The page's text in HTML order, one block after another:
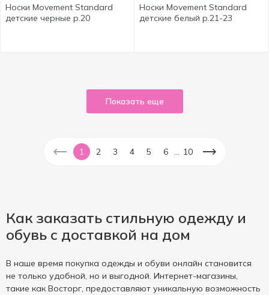
Носки Movement Standard
детские черные р.20
Носки Movement Standard
детские белый р.21-23
Показать еще
1 2 3 4 5 6 10
Как заказать стильную одежду и
обувь с доставкой на дом
В наше время покупка одежды и обуви онлайн становится
не только удобной, но и выгодной. Интернет-магазины,
такие как Восторг, предоставляют уникальную возможность